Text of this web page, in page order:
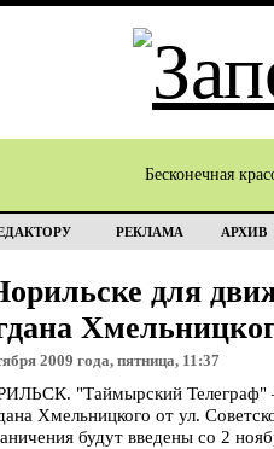
Бесконечная
РЕКЛАМА АРХИВ
для
2009 года, пятница, 11:37
"Таймырский Телеграф" –
Хмельницкого от ул.
будут введены со 2